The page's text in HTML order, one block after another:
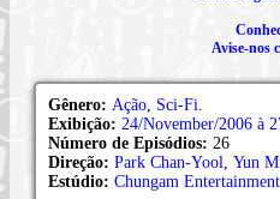
Avise-nos
Gênero: Ação Sci-Fi
Exibição: 24/November/2006 à
Número de Episódios: 26
Direção: Park Chan-Yool Yun
Estúdio: Chungam Entertainment